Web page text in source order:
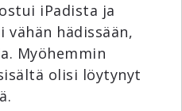
iPadista ja
hädissään,
Myöhemmin
olisi löytynyt